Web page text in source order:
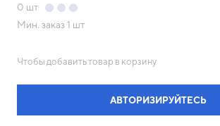
0 шт
Мин. заказ 1 шт
Чтобы добавить товар в корзину
АВТОРИЗИРУЙТЕСЬ